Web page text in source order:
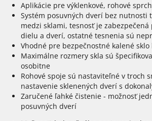
Aplikácie pre výklenkové, rohové
Systém posuvných dverí bez nutnosti
medzi sklami, tesnosť je
dielu a dverí, ostatné tesnenia sú
Vhodné pre bezpečnostné kalené
Maximálne rozmery skla sú
osobitne
Rohové spoje sú nastaviteľné v troch
nastavenie sklenených dverí s
Zaručené ľahké čistenie - možnosť
posuvných dverí